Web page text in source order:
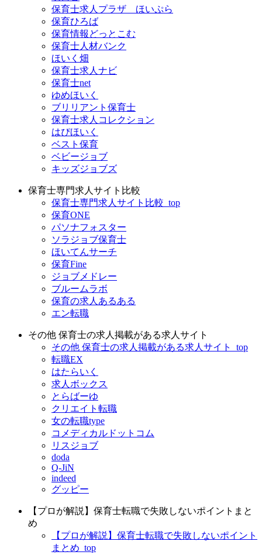
保育士求人プラザ ほいぷら
保育ひろば
保育情報どっとこむ
保育士人材バンク
ほいく畑
保育士求人ナビ
保育士net
ゆめほいく
ブリリアント保育士
保育士求人コレクション
はぴほいく
ベスト保育
ベビージョブ
キッズジョブズ
保育士専門求人サイト比較
保育士専門求人サイト比較_top
保育ONE
パソナフォスター
ソラジョブ保育士
ほいてんサーチ
保育Fine
ジョブメドレー
ブルームラボ
保育の求人あるある
エン転職
その他 保育士の求人掲載がある求人サイト
その他 保育士の求人掲載がある求人サイト_top
転職EX
はたらいく
求人ボックス
とらばーゆ
クリエイト転職
女の転職type
コメディカルドットコム
リスジョブ
doda
Q-JiN
indeed
グッピー
【プロが解説】保育士転職で失敗しないポイントまと
め
【プロが解説】保育士転職で失敗しないポイント
まとめ_top